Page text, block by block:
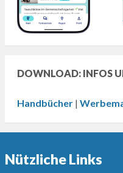
DOWNLOAD: INFOS
Handbücher|
Nützliche Links